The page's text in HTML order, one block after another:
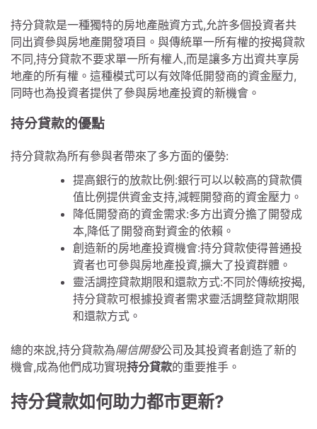
持分貸款是一種獨特的房地產融資方式,允許多個投資者共
同出資參與房地產開發項目。與傳統單一所有權的按揭貸款
不同,持分貸款不要求單一所有權人,而是讓多方出資共享房
地產的所有權。這種模式可以有效降低開發商的資金壓力,
同時也為投資者提供了參與房地產投資的新機會。
持分貸款的優點
持分貸款為所有參與者帶來了多方面的優勢:
提高銀行的放款比例:銀行可以以較高的貸款價
值比例提供資金支持,減輕開發商的資金壓力。
降低開發商的資金需求:多方出資分擔了開發成
本,降低了開發商對資金的依賴。
創造新的房地產投資機會:持分貸款使得普通投
資者也可參與房地產投資,擴大了投資群體。
靈活調控貸款期限和還款方式:不同於傳統按揭,
持分貸款可根據投資者需求靈活調整貸款期限
和還款方式。
總的來說,持分貸款為陽信開發公司及其投資者創造了新的
機會,成為他們成功實現持分貸款的重要推手。
持分貸款如何助力都市更新?